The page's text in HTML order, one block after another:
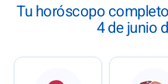
Tu horóscopo
4 de junio
: Horóscopo del 4: